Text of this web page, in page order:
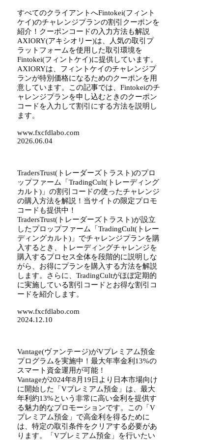
すべてのクライアントへFintokei(フィント
ケイ)のチャレンジプランの割引クーポンを
紹介！クーポンコードの入力方法も解説
AXIORY(アキシオリー)は、人気の取引プ
ラットフォームを使用した取引環境を
Fintokei(フィントケイ)に提供しています。
AXIORYは、フィントケイのチャレンジプ
ランが特別価格になるためのクーポンを用
意しています。この記事では、Fintokeiのチ
ャレンジプランを申し込むときのクーポン
コードを入力して割引にする方法を説明し
ます。
www.fxcfdlabo.com
2026.06.04
TradersTrust(トレーダーズトラスト)のプロ
ップファーム「TradingCult(トレーディング
カルト)」の割引コードの使ったチャレンジ
の購入方法を解説！当サイトの限定プロモ
コードも提供中！
TradersTrust(トレーダーズトラスト)が設立
したプロップファーム「TradingCult(トレー
ディングカルト)」でチャレンジプランを購
入するとき、トレーディングチャレンジを
購入するプロセス全体を段階的に説明しな
がら、お得にプランを購入する方法を解説
します。さらに、TradingCultがほぼ定期的
に実施している割引コードとお得な割引コ
ードを紹介します。
www.fxcfdlabo.com
2024.12.10
Vantage(ヴァンテージ)がVプレミアム預金
プログラムを実施中！最大年率金利13%の
スマート資金運用が可能！
Vantageが2024年8月19日より日本市場向け
に開始した「Vプレミアム預金」は、最大
年利約13%という非常に高い金利を提供す
る魅力的なプロモーションです。この「V
プレミアム預金」で高金利を得るために
は、特定の取引条件をクリアする必要があ
ります。「Vプレミアム預金」を行いたい